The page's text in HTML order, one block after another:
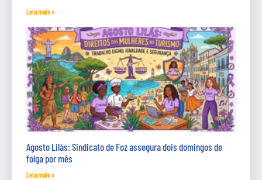
Leia mais »
Agosto Lilás: Sindicato de Foz assegura dois domingos de
folga por mês
Leia mais »